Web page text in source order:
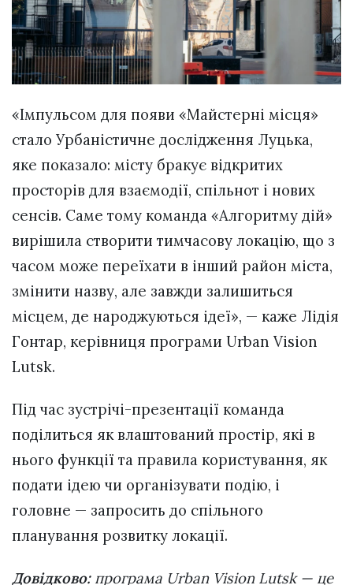
«Імпульсом для появи «Майстерні місця»
стало Урбаністичне дослідження Луцька,
яке показало: місту бракує відкритих
просторів для взаємодії, спільнот і нових
сенсів. Саме тому команда «Алгоритму дій»
вирішила створити тимчасову локацію, що з
часом може переїхати в інший район міста,
змінити назву, але завжди залишиться
місцем, де народжуються ідеї», — каже Лідія
Гонтар, керівниця програми Urban Vision
Lutsk.
Під час зустрічі-презентації команда
поділиться як влаштований простір, які в
нього функції та правила користування, як
подати ідею чи організувати подію, і
головне — запросить до спільного
планування розвитку локації.
Довідково: програма Urban Vision Lutsk — це